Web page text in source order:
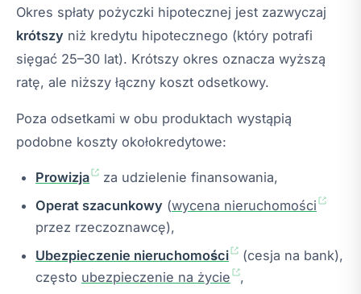
Okres spłaty pożyczki hipotecznej jest zazwyczaj
krótszy niż kredytu hipotecznego (który potrafi
sięgać 25–30 lat). Krótszy okres oznacza wyższą
ratę, ale niższy łączny koszt odsetkowy.
Poza odsetkami w obu produktach wystąpią
podobne koszty okołokredytowe:
Prowizja
za udzielenie finansowania,
Operat szacunkowy (wycena nieruchomości
przez rzeczoznawcę),
Ubezpieczenie nieruchomości
(cesja na bank),
często ubezpieczenie na życie
,